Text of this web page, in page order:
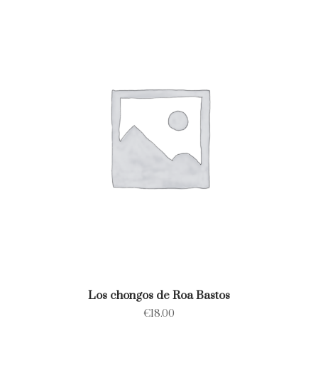
Los chongos de Roa Bastos
€18.00